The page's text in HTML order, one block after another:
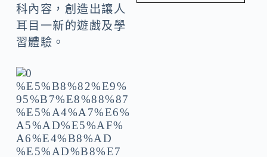
科內容，創造出讓人
耳目一新的遊戲及學
習體驗。